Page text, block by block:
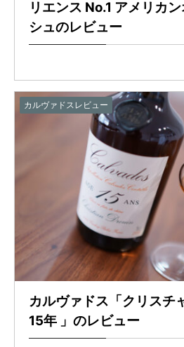
リエンス No.1 アメリカ
シュのレビュー
カルヴァドスレビュー
カルヴァドス「クリスチ
15年 」のレビュー